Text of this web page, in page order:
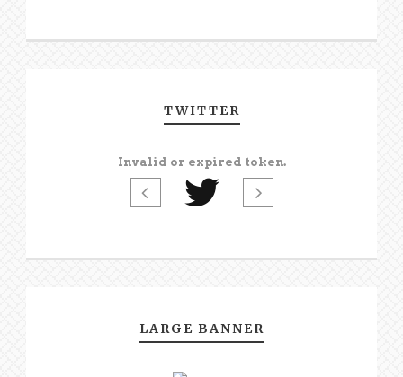
TWITTER
Invalid or expired token.
LARGE BANNER